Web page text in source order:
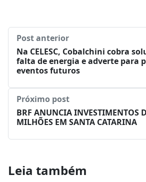
Post anterior
Na CELESC, Cobalchini cobra
falta de energia e adverte para
eventos futuros
Próximo post
BRF ANUNCIA INVESTIMENTOS
MILHÕES EM SANTA CATARINA
Leia também